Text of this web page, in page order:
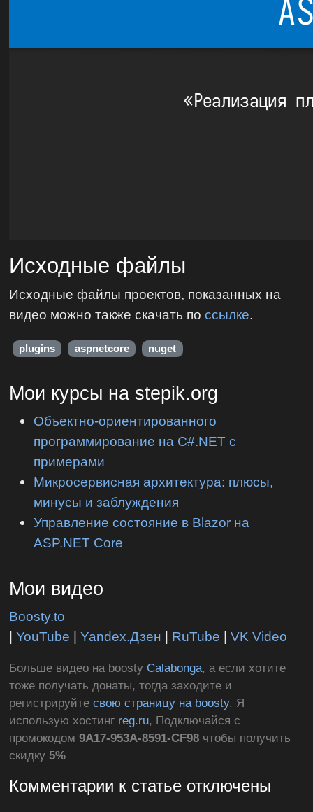
Исходные файлы
Исходные файлы проектов, показанных на
видео можно также скачать поссылке.
plugins aspnetcore nuget
Мои курсы на stepik.org
Объектно-ориентированного
программирование на C#.NET с
примерами
Микросервисная архитектура: плюсы,
минусы и заблуждения
Управление состояние в Blazor на
ASP.NET Core
Мои видео
Boosty.to
|YouTube |Yandex.Дзен | RuTube |VK Video
Больше видео на boosty Calabonga, а если хотите
тоже получать донаты, тогда заходите и
регистрируйтесвою страницу на boosty. Я
использую хостинг reg.ru, Подключайся с
промокодом9A17-953A-8591-CF98 чтобы получить
скидку5%
Комментарии к статье отключены